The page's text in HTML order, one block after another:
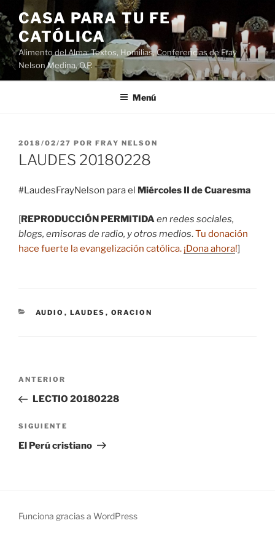
Saltar
al
contenido
CASA PARA TU FE
CATÓLICA
Alimento del Alma: Textos, Homilias, Conferencias de Fray
Nelson Medina, O.P.
Menú
PUBLICADO
EL
2018/02/27 POR FRAY NELSON
LAUDES 20180228
#LaudesFrayNelson para el Miércoles II de Cuaresma
[REPRODUCCIÓN PERMITIDAen redes sociales,
blogs, emisoras de radio, y otros medios.Tu donación
hace fuerte la evangelización católica. ¡Dona ahora!]
CATEGORÍAS
AUDIO , LAUDES , ORACION
Navegación
entradas
Entrada
anterior:
ANTERIOR
LECTIO 20180228
Siguiente
entrada
SIGUIENTE
El Perú cristiano
Funciona gracias a WordPress